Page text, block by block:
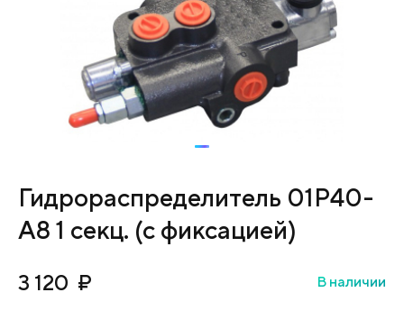
Гидрораспределитель 01P40-
А8 1 секц. (c фиксацией)
3 120 ₽ В наличии